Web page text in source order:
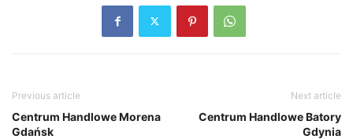
Previous article
Centrum Handlowe Morena
Gdańsk
Next article
Centrum Handlowe Batory
Gdynia